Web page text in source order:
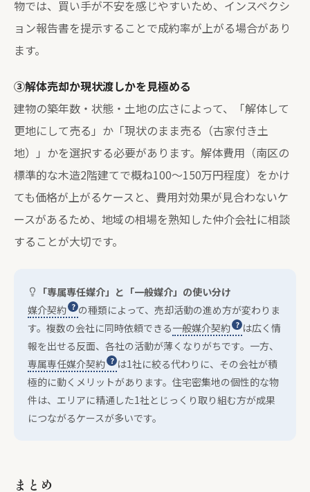
物では、買い手が不安を感じやすいため、インスペクシ
ョン報告書を提示することで成約率が上がる場合があり
ます。
③解体売却か現状渡しかを見極める
建物の築年数・状態・土地の広さによって、「解体して
更地にして売る」か「現状のまま売る（古家付き土
地）」かを選択する必要があります。解体費用（南区の
標準的な木造2階建てで概ね100〜150万円程度）をかけ
ても価格が上がるケースと、費用対効果が見合わないケ
ースがあるため、地域の相場を熟知した仲介会社に相談
することが大切です。
「専属専任媒介」と「一般媒介」の使い分け
媒介契約
の種類によって、売却活動の進め方が変わりま
す。複数の会社に同時依頼できる一般媒介契約
は広く情
報を出せる反面、各社の活動が薄くなりがちです。一方、
専属専任媒介契約
は1社に絞る代わりに、その会社が積
極的に動くメリットがあります。住宅密集地の個性的な物
件は、エリアに精通した1社とじっくり取り組む方が成果
につながるケースが多いです。
まとめ